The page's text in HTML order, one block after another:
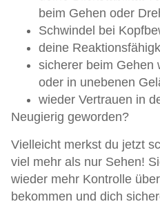
beim Gehen oder
Schwindel bei
deine
sicherer beim Gehen
oder in unebenen
wieder Vertrauen in
Neugierig geworden?
Vielleicht merkst du jetzt
viel mehr als nur Sehen!
wieder mehr Kontrolle
bekommen und dich